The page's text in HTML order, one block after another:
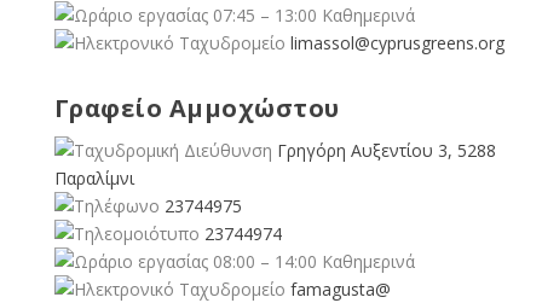
07:45 – 13:00 Καθημερινά
limassol@cyprusgreens.org
Γραφείο Αμμοχώστου
Γρηγόρη Αυξεντίου 3, 5288
Παραλίμνι
23744975
23744974
08:00 – 14:00 Καθημερινά
famagusta@